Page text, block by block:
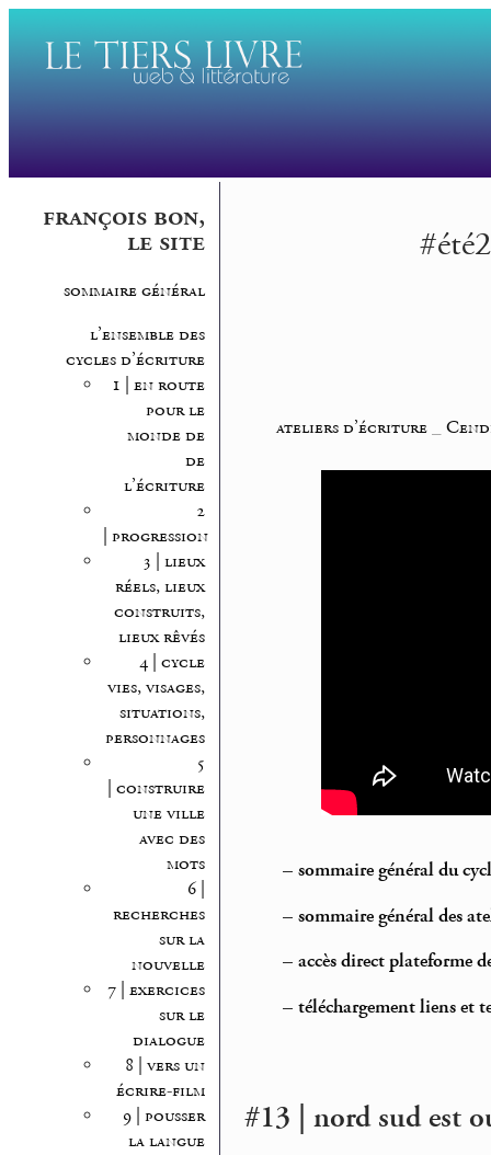
françois bon,
le site
sommaire général
l’ensemble des
cycles d’écriture
1 | en route
pour le
monde de
de
l’écriture
2
| progression
3 | lieux
réels, lieux
construits,
lieux rêvés
4 | cycle
vies, visages,
situations,
personnages
5
| construire
une ville
avec des
mots
6 |
recherches
sur la
nouvelle
7 | exercices
sur le
dialogue
8 | vers un
écrire-film
9 | pousser
la langue
ateliers d’écriture_
– sommaire général du
– sommaire général des
– accès direct plateforme
– téléchargement liens et
#13 | nord sud est